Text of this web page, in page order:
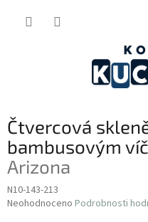
Čtvercová
bambusovým
Arizona
N10-143-213
Průměrné
Neohodnoceno Podrobnosti